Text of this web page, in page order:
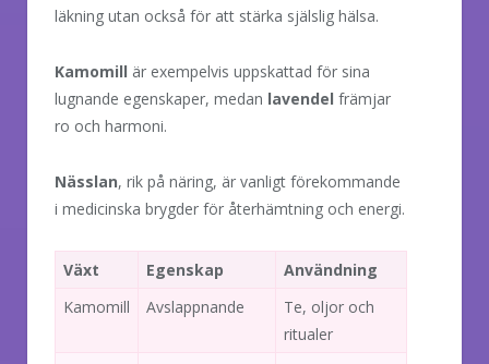
läkning utan också för att stärka själslig hälsa.
Kamomill är exempelvis uppskattad för sina
lugnande egenskaper, medan lavendel främjar
ro och harmoni.
Nässlan, rik på näring, är vanligt förekommande
i medicinska brygder för återhämtning och energi.
Växt Egenskap
Användning
Kamomill
Avslappnande
Te, oljor och
ritualer